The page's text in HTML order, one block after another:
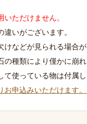
ただけません。
いがございます。
などが見られる場合が
種類により僅かに崩れ
使っている物は付属し
申込みいただけます。